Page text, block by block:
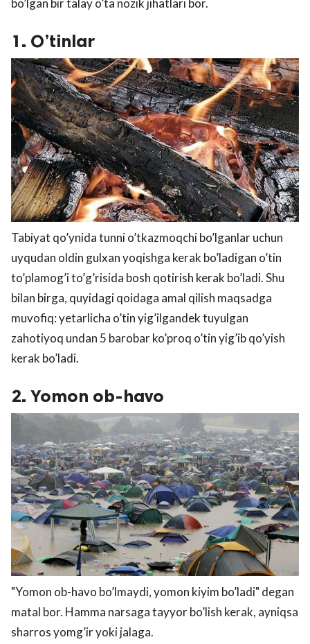
bo’lgan bir talay o’ta nozik jihatlari bor.
1. O’tinlar
Tabiyat qo’ynida tunni o’tkazmoqchi bo’lganlar uchun
uyqudan oldin gulxan yoqishga kerak bo’ladigan o’tin
to’plamog’i to’g’risida bosh qotirish kerak bo’ladi. Shu
bilan birga, quyidagi qoidaga amal qilish maqsadga
muvofiq: yetarlicha o’tin yig’ilgandek tuyulgan
zahotiyoq undan 5 barobar ko’proq o’tin yig’ib qo’yish
kerak bo’ladi.
2. Yomon ob-havo
"Yomon ob-havo bo’lmaydi, yomon kiyim bo’ladi" degan
matal bor. Hamma narsaga tayyor bo’lish kerak, ayniqsa
sharros yomg’ir yoki jalaga.